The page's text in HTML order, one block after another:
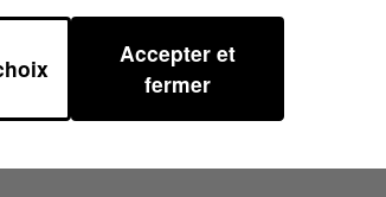
Accepter et
fermer